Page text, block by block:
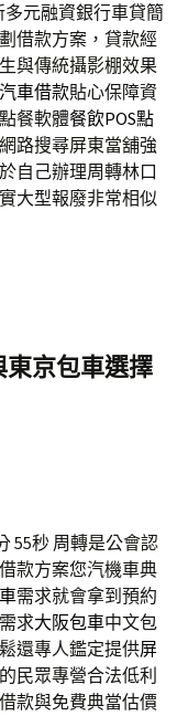
元融資銀行車貸簡
借款方案，貸款經
與傳統攝影棚效果
車借款貼心保障資
餐軟體餐飲POS點
路搜尋屏東當舖強
自己辦理周轉林口
大型報廢非常相似
京包車選擇
55秒 周轉是公會認
款方案您汽機車典
需求就會拿到預約
求大阪包車中文包
還專人鑑定提供屏
民眾專營合法低利
款與免費典當估價